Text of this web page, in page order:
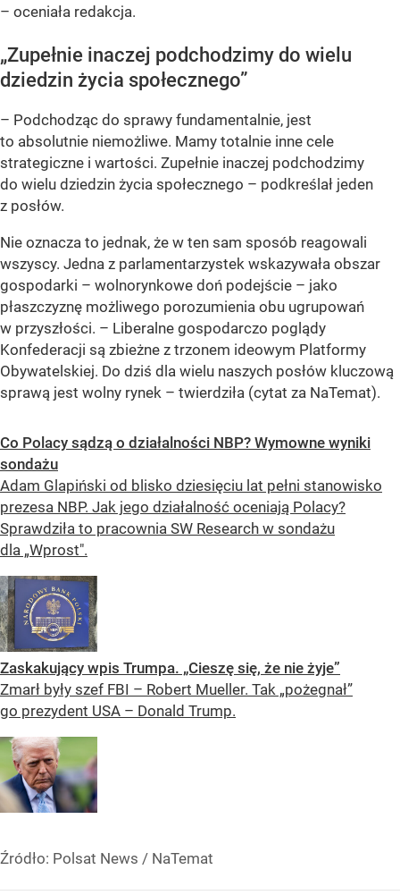
– oceniała redakcja.
„Zupełnie inaczej podchodzimy do wielu
dziedzin życia społecznego”
– Podchodząc do sprawy fundamentalnie, jest
to absolutnie niemożliwe. Mamy totalnie inne cele
strategiczne i wartości. Zupełnie inaczej podchodzimy
do wielu dziedzin życia społecznego – podkreślał jeden
z posłów.
Nie oznacza to jednak, że w ten sam sposób reagowali
wszyscy. Jedna z parlamentarzystek wskazywała obszar
gospodarki – wolnorynkowe doń podejście – jako
płaszczyznę możliwego porozumienia obu ugrupowań
w przyszłości. – Liberalne gospodarczo poglądy
Konfederacji są zbieżne z trzonem ideowym Platformy
Obywatelskiej. Do dziś dla wielu naszych posłów kluczową
sprawą jest wolny rynek – twierdziła (cytat za NaTemat).
Co Polacy sądzą o działalności NBP? Wymowne wyniki
sondażu
Adam Glapiński od blisko dziesięciu lat pełni stanowisko
prezesa NBP. Jak jego działalność oceniają Polacy?
Sprawdziła to pracownia SW Research w sondażu
dla „Wprost".
Zaskakujący wpis Trumpa. „Cieszę się, że nie żyje”
Zmarł były szef FBI – Robert Mueller. Tak „pożegnał”
go prezydent USA – Donald Trump.
Źródło: Polsat News / NaTemat